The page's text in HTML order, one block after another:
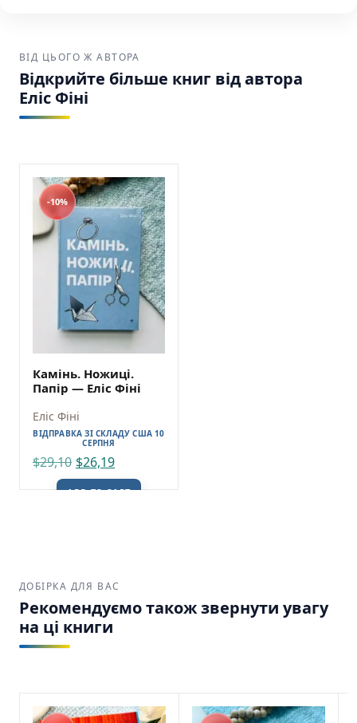
Прекрасно-потворний Еліс Фіні Книголав
SKU: 9786178566753 (978-617-8566-75-3)
ВІД ЦЬОГО Ж АВТОРА
Відкрийте більше книг від автора
Еліс Фіні
-10%
Камінь. Ножиці.
Папір — Еліс Фіні
Еліс Фіні
ВІДПРАВКА ЗІ СКЛАДУ США 10
СЕРПНЯ
$29,10 $26,19
ADD TO CART
ДОБІРКА ДЛЯ ВАС
Рекомендуємо також звернути увагу
на ці книги